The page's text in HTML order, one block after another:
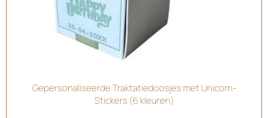
Gepersonaliseerde Traktatiedoosjes met Unicorn-
Stickers (6 kleuren)